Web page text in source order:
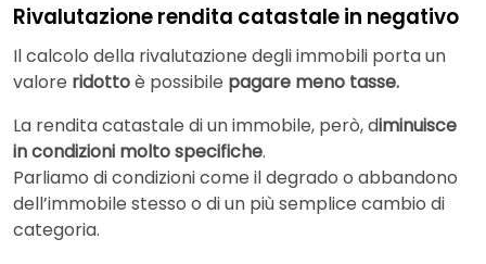
Rivalutazione rendita catastale in negativo
Il calcolo della rivalutazione degli immobili porta un
valore ridottoè possibile pagare meno tasse.
La rendita catastale di un immobile, però, diminuisce
in condizioni molto specifiche.
Parliamo di condizioni come il degrado o abbandono
dell’immobile stesso o di un più semplice cambio di
categoria.